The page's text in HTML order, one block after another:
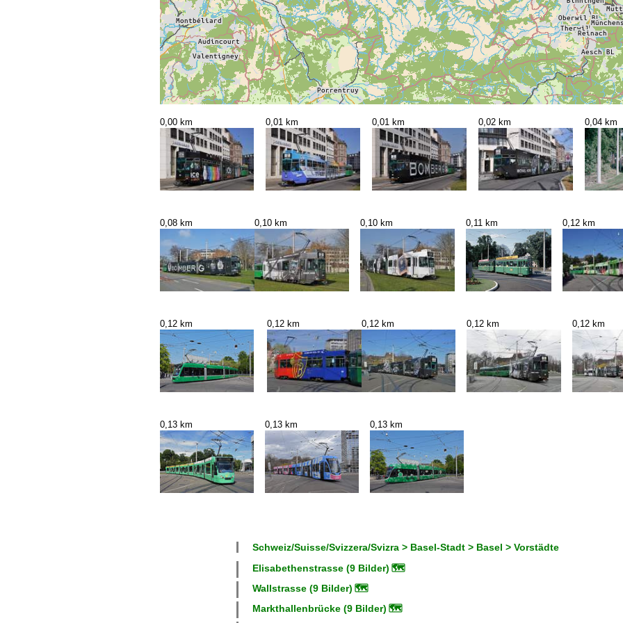
0,00 km 0,01 km 0,01 km 0,02 km 0,04 km
0,08 km 0,10 km 0,10 km 0,11 km 0,12 km
0,12 km 0,12 km 0,12 km 0,12 km 0,12 km
0,13 km 0,13 km 0,13 km
Schweiz/Suisse/Svizzera/Svizra > Basel-Stadt > Basel > Vorstädte
Elisabethenstrasse (9 Bilder) 🗺
Wallstrasse (9 Bilder) 🗺
Markthallenbrücke (9 Bilder) 🗺